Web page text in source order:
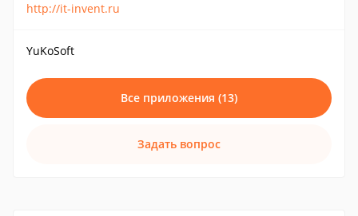
http://it-invent.ru
YuKoSoft
Все приложения (13)
Задать вопрос